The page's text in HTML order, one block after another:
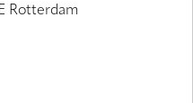
Rotterdam